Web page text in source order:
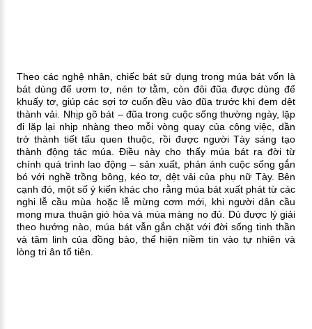
Theo các nghệ nhân, chiếc bát sử dụng trong múa bát vốn là
bát dùng để ươm tơ, nén tơ tằm, còn đôi đũa được dùng để
khuấy tơ, giúp các sợi tơ cuốn đều vào đũa trước khi đem dệt
thành vải. Nhịp gõ bát – đũa trong cuộc sống thường ngày, lặp
đi lặp lại nhịp nhàng theo mỗi vòng quay của công việc, dần
trở thành tiết tấu quen thuộc, rồi được người Tày sáng tạo
thành động tác múa. Điều này cho thấy múa bát ra đời từ
chính quá trình lao động – sản xuất, phản ánh cuộc sống gắn
bó với nghề trồng bông, kéo tơ, dệt vải của phụ nữ Tày. Bên
cạnh đó, một số ý kiến khác cho rằng múa bát xuất phát từ các
nghi lễ cầu mùa hoặc lễ mừng cơm mới, khi người dân cầu
mong mưa thuận gió hòa và mùa màng no đủ. Dù được lý giải
theo hướng nào, múa bát vẫn gắn chặt với đời sống tinh thần
và tâm linh của đồng bào, thể hiện niềm tin vào tự nhiên và
lòng tri ân tổ tiên.